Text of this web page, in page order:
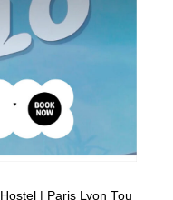
| Paris Lyon Tou